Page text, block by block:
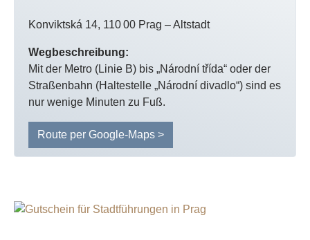
Konviktská 14, 110 00 Prag – Altstadt
Wegbeschreibung:
Mit der Metro (Linie B) bis „Národní třída“ oder der
Straßenbahn (Haltestelle „Národní divadlo“) sind es
nur wenige Minuten zu Fuß.
Route per Google-Maps >